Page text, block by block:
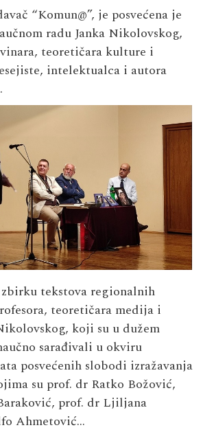
“Komun@”, je posvećena je
radu Janka Nikolovskog,
teoretičara kulture i
intelektualca i autora
tekstova regionalnih
teoretičara medija i
koji su u dužem
sarađivali u okviru
posvećenih slobodi izražavanja
su prof. dr Ratko Božović,
prof. dr Ljiljana
Ahmetović…